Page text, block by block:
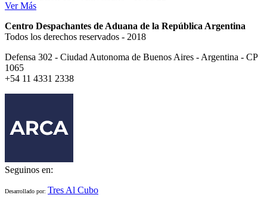
Ver Más
Centro Despachantes de Aduana de la República Argentina
Todos los derechos reservados - 2018
Defensa 302 - Ciudad Autonoma de Buenos Aires - Argentina - CP
1065
+54 11 4331 2338
Seguinos en:
Desarrollado por: Tres Al Cubo